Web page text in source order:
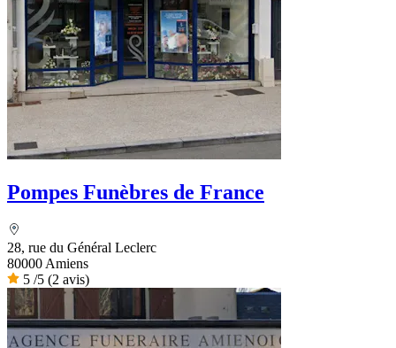
Pompes Funèbres de France
28, rue du Général Leclerc
80000 Amiens
5 /5 (2 avis)